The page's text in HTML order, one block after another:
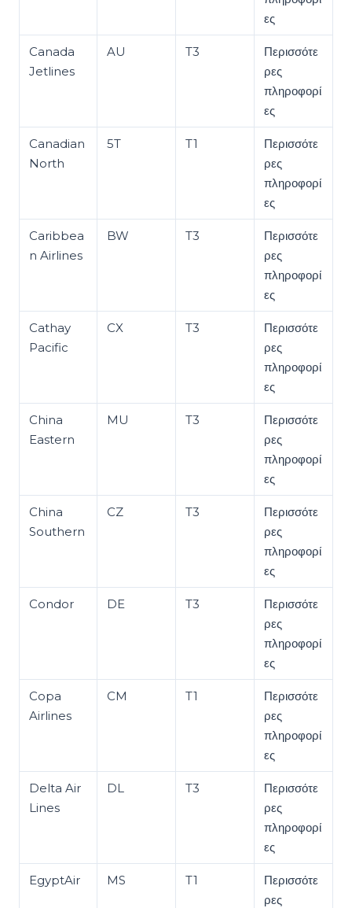
ες
Canada
Jetlines
AU T3
Περισσότε
ρες
πληροφορί
ες
Canadian
North
5T T1
Περισσότε
ρες
πληροφορί
ες
Caribbea
n Airlines
BW T3
Περισσότε
ρες
πληροφορί
ες
Cathay
Pacific
CX T3
Περισσότε
ρες
πληροφορί
ες
China
Eastern
MU T3
Περισσότε
ρες
πληροφορί
ες
China
Southern
CZ T3
Περισσότε
ρες
πληροφορί
ες
Condor DE T3
Περισσότε
ρες
πληροφορί
ες
Copa
Airlines
CM T1
Περισσότε
ρες
πληροφορί
ες
Delta Air
Lines
DL T3
Περισσότε
ρες
πληροφορί
ες
EgyptAir MS T1
Περισσότε
ρες